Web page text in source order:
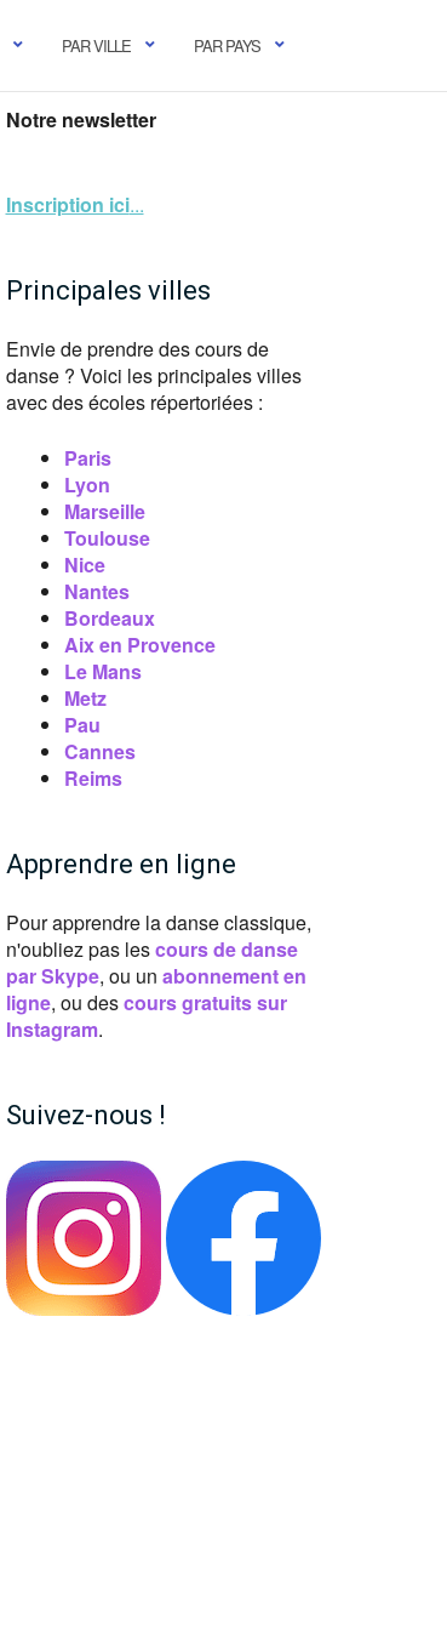
PAR VILLE PAR PAYS
Notre newsletter
Inscription ici...
Principales villes
Envie de prendre des cours de
danse ? Voici les principales villes
avec des écoles répertoriées :
Paris
Lyon
Marseille
Toulouse
Nice
Nantes
Bordeaux
Aix en Provence
Le Mans
Metz
Pau
Cannes
Reims
Apprendre en ligne
Pour apprendre la danse classique,
n'oubliez pas lescours de danse
par Skype, ou un abonnement en
ligne, ou descours gratuits sur
Instagram.
Suivez-nous !